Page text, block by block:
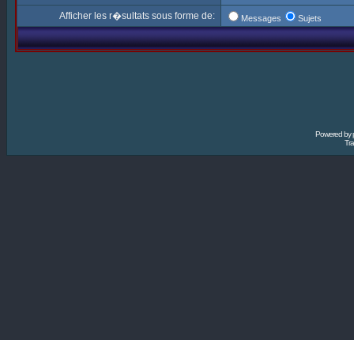
Afficher les r�sultats sous forme de: Messages Sujets
Powered by